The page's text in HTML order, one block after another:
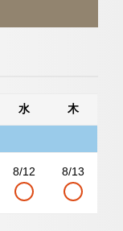
水 木
8/12 8/13